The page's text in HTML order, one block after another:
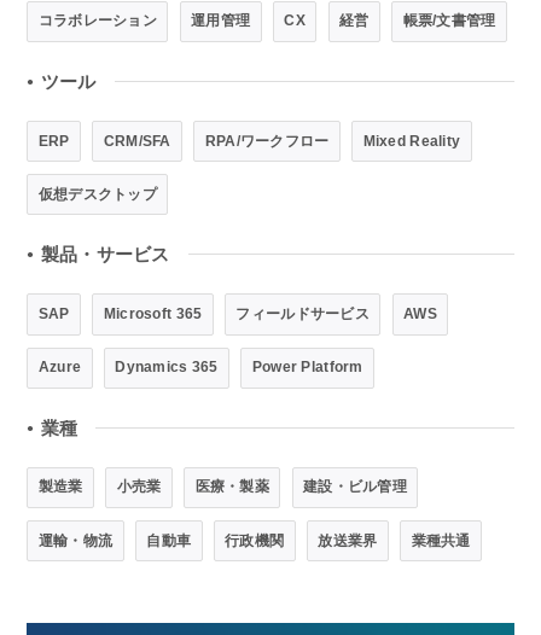
コラボレーション 運用管理 CX 経営 帳票/文書管理
● ツール
ERP CRM/SFA RPA/ワークフロー Mixed Reality
仮想デスクトップ
● 製品・サービス
SAP Microsoft 365 フィールドサービス AWS
Azure Dynamics 365 Power Platform
● 業種
製造業 小売業 医療・製薬 建設・ビル管理
運輸・物流 自動車 行政機関 放送業界 業種共通